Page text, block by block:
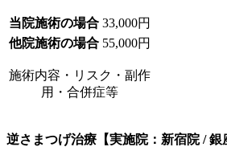
当院施術の場合 33,000円
他院施術の場合 55,000円
施術内容・リスク・副作
用・合併症等
逆さまつげ治療 【実施院：新宿院 /